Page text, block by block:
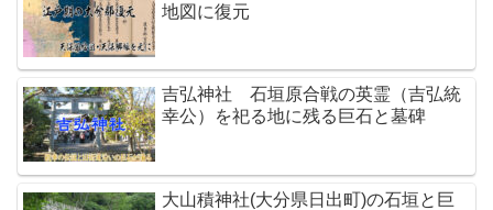
地図に復元
吉弘神社 石垣原合戦の英霊（吉弘統
幸公）を祀る地に残る巨石と墓碑
大山積神社(大分県日出町)の石垣と巨